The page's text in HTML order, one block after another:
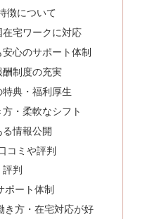
徴について
宅ワークに対応
心のサポート体制
酬制度の充実
典・福利厚生
・柔軟なシフト
情報公開
コミや評判
判
ポート体制
き方・在宅対応が好